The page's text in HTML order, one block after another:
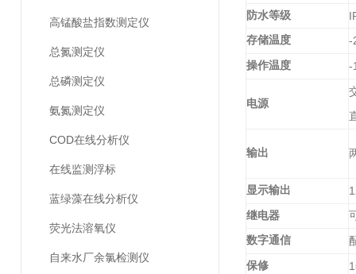
高锰酸盐指数测定仪
总氮测定仪
总磷测定仪
氨氮测定仪
COD在线分析仪
在线监测浮标
蓝绿藻在线分析仪
荧光法溶氧仪
自来水厂余氯检测仪
防水等级
存储温度 -
操作温度 -
电源
输出
显示输出
继电器
数字通信
保修 1